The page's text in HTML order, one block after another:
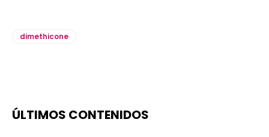
dimethicone
ÚLTIMOS CONTENIDOS